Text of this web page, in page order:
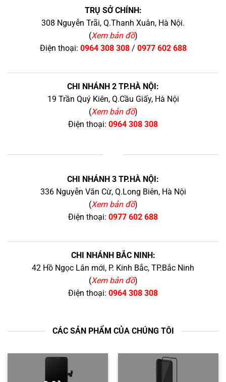
TRỤ SỞ CHÍNH:
308 Nguyễn Trãi, Q.Thanh Xuân, Hà Nội.
(Xem bản đồ)
Điện thoại: 0964 308 308/ 0977 602 688
CHI NHÁNH 2 TP.HÀ NỘI:
19 Trần Quý Kiên, Q.Cầu Giấy, Hà Nội
(Xem bản đồ)
Điện thoại: 0964 308 308
CHI NHÁNH 3 TP.HÀ NỘI:
336 Nguyễn Văn Cừ, Q.Long Biên, Hà Nội
(Xem bản đồ)
Điện thoại: 0977 602 688
CHI NHÁNH BẮC NINH:
42 Hồ Ngọc Lân mới, P. Kinh Bắc, TP.Bắc Ninh
(Xem bản đồ)
Điện thoại: 0964 308 308
CÁC SẢN PHẨM CỦA CHÚNG TÔI